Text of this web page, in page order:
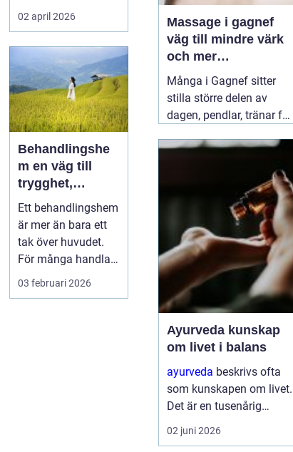
trots det hamnar
den ofta i...
02 april 2026
Behandlingshe
m en väg till
trygghet,
struktur och
förändring
Ett behandlingshem
är mer än bara ett
tak över huvudet.
För många handlar
det om att få en
03 februari 2026
Massage i gagnef
väg till mindre värk
och mer
vardagsenergi
Många i Gagnef sitter
stilla större delen av
dagen, pendlar, tränar för
Axlarna kryper upp mot
värker och huvudvärken
kommer smygande på
eftermiddagen. Då börjar
många03 juli 2026
Ayurveda kunskap
om livet i balans
ayurveda beskrivs ofta
som kunskapen om livet.
Det är en tusenårig
tradition som väver
samman kropp, sinne
02 juni 2026